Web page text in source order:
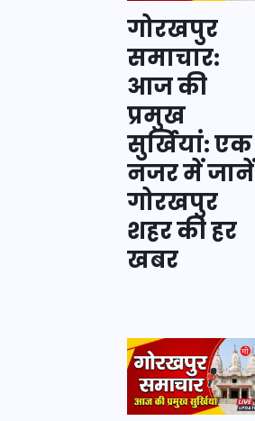
गोरखपुर
समाचार:
आज की
प्रमुख
सुर्खियां: एक
नजर में जानें
गोरखपुर
शहर की हर
खबर